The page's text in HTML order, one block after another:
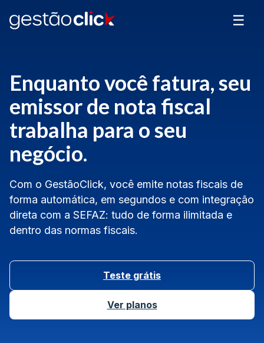
☰
Enquanto você fatura, seu
emissor de nota fiscal
trabalha para o seu
negócio.
Com o GestãoClick, você emite notas fiscais de
forma automática, em segundos e com integração
direta com a SEFAZ: tudo de forma ilimitada e
dentro das normas fiscais.
Teste grátis
Ver planos